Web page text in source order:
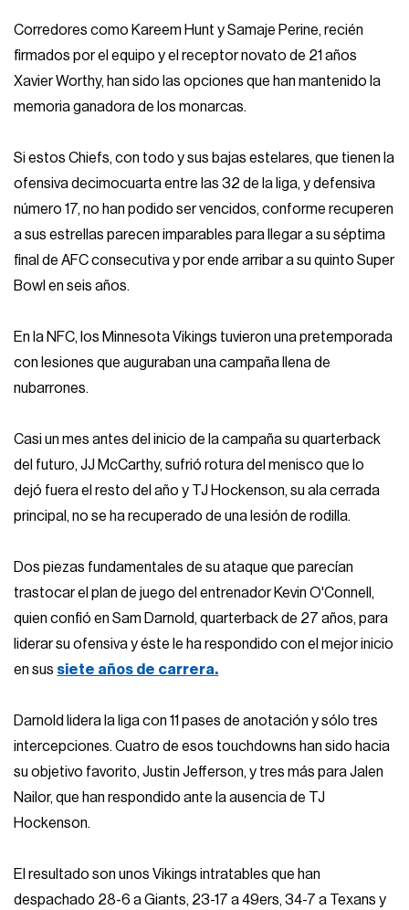
Corredores como Kareem Hunt y Samaje Perine, recién
firmados por el equipo y el receptor novato de 21 años
Xavier Worthy, han sido las opciones que han mantenido la
memoria ganadora de los monarcas.
Si estos Chiefs, con todo y sus bajas estelares, que tienen la
ofensiva decimocuarta entre las 32 de la liga, y defensiva
número 17, no han podido ser vencidos, conforme recuperen
a sus estrellas parecen imparables para llegar a su séptima
final de AFC consecutiva y por ende arribar a su quinto Super
Bowl en seis años.
En la NFC, los Minnesota Vikings tuvieron una pretemporada
con lesiones que auguraban una campaña llena de
nubarrones.
Casi un mes antes del inicio de la campaña su quarterback
del futuro, JJ McCarthy, sufrió rotura del menisco que lo
dejó fuera el resto del año y TJ Hockenson, su ala cerrada
principal, no se ha recuperado de una lesión de rodilla.
Dos piezas fundamentales de su ataque que parecían
trastocar el plan de juego del entrenador Kevin O'Connell,
quien confió en Sam Darnold, quarterback de 27 años, para
liderar su ofensiva y éste le ha respondido con el mejor inicio
en sus siete años de carrera.
Darnold lidera la liga con 11 pases de anotación y sólo tres
intercepciones. Cuatro de esos touchdowns han sido hacia
su objetivo favorito, Justin Jefferson, y tres más para Jalen
Nailor, que han respondido ante la ausencia de TJ
Hockenson.
El resultado son unos Vikings intratables que han
despachado 28-6 a Giants, 23-17 a 49ers, 34-7 a Texans y